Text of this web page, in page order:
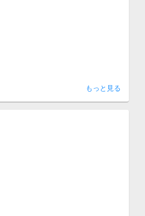
もっと見る